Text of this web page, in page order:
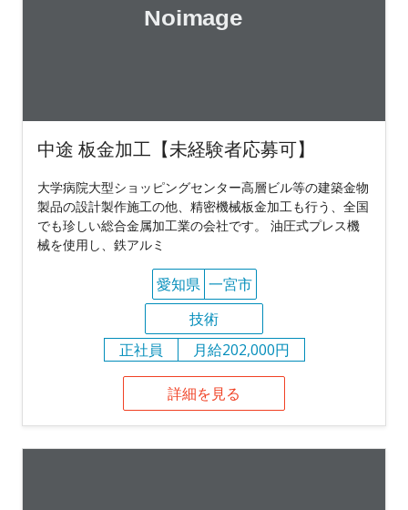
中途 板金加工【未経験者応募可】
大学病院大型ショッピングセンター高層ビル等の建築金物
製品の設計製作施工の他、精密機械板金加工も行う、全国
でも珍しい総合金属加工業の会社です。 油圧式プレス機
械を使用し、鉄アルミ
愛知県 一宮市
技術
正社員
月給202,000円
詳細を見る